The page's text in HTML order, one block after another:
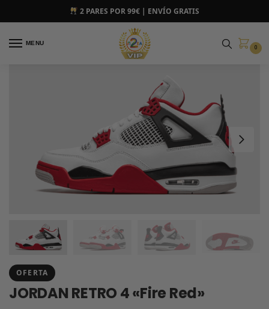
2 PARES POR 99€ | ENVÍO GRATIS
MENU
0
OFERTA
JORDAN RETRO 4 «Fire Red»